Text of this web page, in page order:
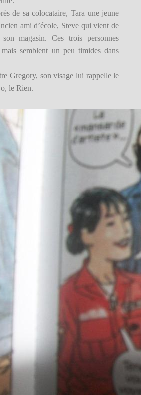
de sa colocataire, Tara une jeune
ami d’école, Steve qui vient de
son magasin. Ces trois personnes
mais semblent un peu timides dans
Gregory, son visage lui rappelle le
le Rien.